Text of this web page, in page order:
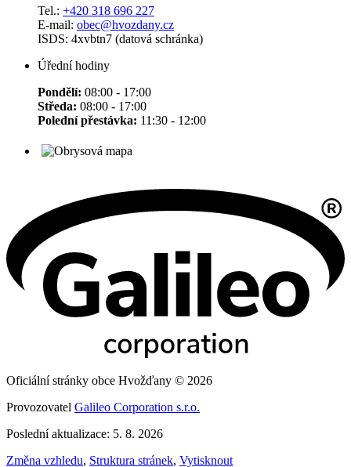
Tel.: +420 318 696 227
E-mail: obec@hvozdany.cz
ISDS: 4xvbtn7 (datová schránka)
Úřední hodiny
Pondělí: 08:00 - 17:00
Středa: 08:00 - 17:00
Polední přestávka: 11:30 - 12:00
Oficiální stránky obce Hvožďany © 2026
Provozovatel Galileo Corporation s.r.o.
Poslední aktualizace: 5. 8. 2026
Změna vzhledu, Struktura stránek, Vytisknout